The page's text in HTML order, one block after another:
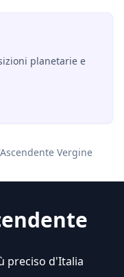
planetarie e
Vergine
preciso d'Italia